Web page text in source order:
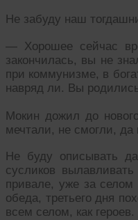
Не забуду наш
— Хорошее сейчас
закончилась, вы не
при коммунизме, в
навряд ли. Вы
Мокин дожил до
мечтали, не смогли,
Не буду описывать
сусликов
привале, уже за селом
обеда, третьего дня
всем селом, как